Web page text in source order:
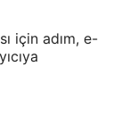
için adım, e-